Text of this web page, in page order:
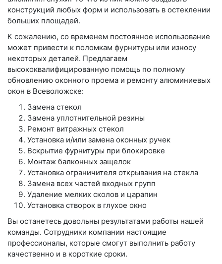
конструкций любых форм и использовать в остеклении
больших площадей.
К сожалению, со временем постоянное использование
может привести к поломкам фурнитуры или износу
некоторых деталей. Предлагаем
высококвалифицированную помощь по полному
обновлению оконного проема и ремонту алюминиевых
окон в Всеволожске:
Замена стекол
Замена уплотнительной резины
Ремонт витражных стекол
Установка и/или замена оконных ручек
Вскрытие фурнитуры при блокировке
Монтаж балконных защелок
Установка ограничителя открывания на стекла
Замена всех частей входных групп
Удаление мелких сколов и царапин
Установка створок в глухое окно
Вы останетесь довольны результатами работы нашей
команды. Сотрудники компании настоящие
профессионалы, которые смогут выполнить работу
качественно и в короткие сроки.